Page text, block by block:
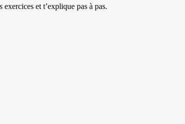
et t’explique pas à pas.